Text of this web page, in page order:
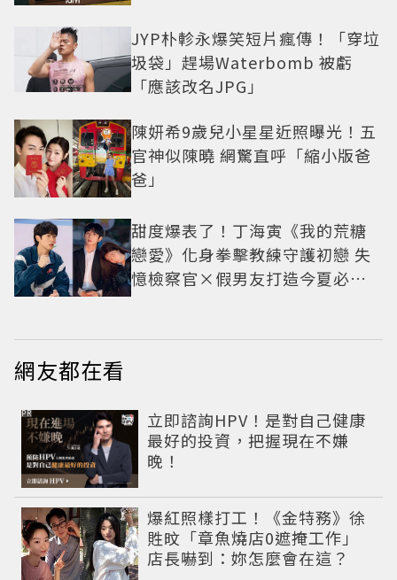
JYP朴軫永爆笑短片瘋傳！「穿垃
圾袋」趕場Waterbomb 被虧
「應該改名JPG」
陳妍希9歲兒小星星近照曝光！五
官神似陳曉 網驚直呼「縮小版爸
爸」
甜度爆表了！丁海寅《我的荒糖
戀愛》化身拳擊教練守護初戀 失
憶檢察官×假男友打造今夏必看
網友都在看
立即諮詢HPV！是對自己健康
最好的投資，把握現在不嫌
晚！
PR
爆紅照樣打工！《金特務》徐
貹旼「章魚燒店0遮掩工作」
店長嚇到：妳怎麼會在這？